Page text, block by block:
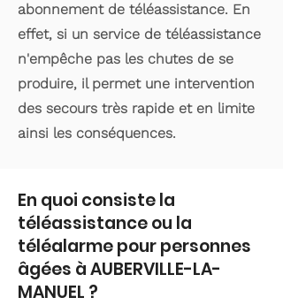
abonnement de téléassistance. En
effet, si un service de téléassistance
n'empêche pas les chutes de se
produire, il permet une intervention
des secours très rapide et en limite
ainsi les conséquences.
En quoi consiste la
téléassistance ou la
téléalarme pour personnes
âgées à AUBERVILLE-LA-
MANUEL ?